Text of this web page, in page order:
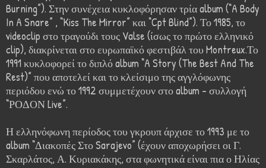
Burning”). Στην συνέχεια κυκλοφόρησαν τρία album (“A Body
In A Snare” , “Kiss The Mirror” και “Cpt Blind”). Το 1985, το
videoclip στο τραγούδι τους Valse (ίσως το πρώτο ελληνικό
clip), διακρίνεται στο ευρωπαϊκό φεστιβάλ του Montreux.Το
1991 κυκλοφορεί το διπλό album “A Story (The Best And The
Rest)” που αποτελεί και το κλείσιμο της αγγλόφωνης
περιόδου ενώ το 1992 συμμετέχουν στο album – συλλογή
“ΡΟΔΟΝ Live”.
Η ελληνόφωνη περίοδος του γκρουπ άρχισε το 1993 με το
album “Διακοπές Στο Sarajevo” (έχουν αποχωρήσει οι Γ.
Σκαρλάτος, Α. Κυριακάκης, στα φωνητικά είναι πια ο Ηλίας